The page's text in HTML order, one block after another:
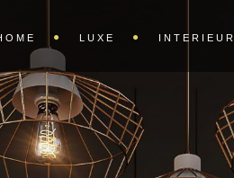
LUXE INTERIEUR